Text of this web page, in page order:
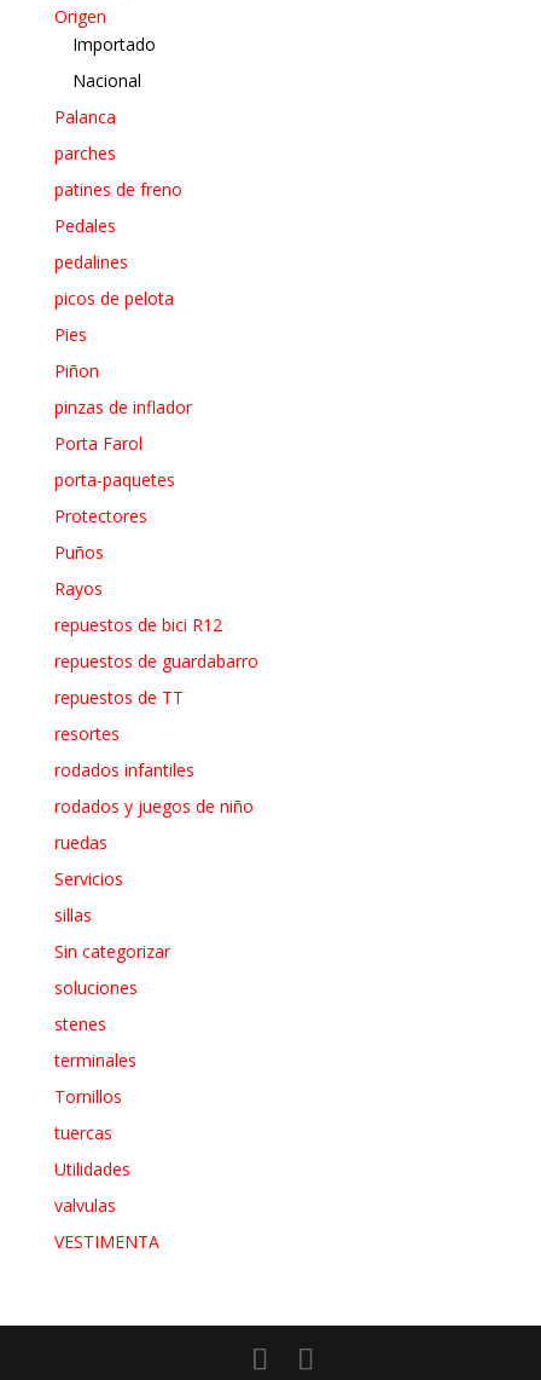
Origen
Importado
Nacional
Palanca
parches
patines de freno
Pedales
pedalines
picos de pelota
Pies
Piñon
pinzas de inflador
Porta Farol
porta-paquetes
Protectores
Puños
Rayos
repuestos de bici R12
repuestos de guardabarro
repuestos de TT
resortes
rodados infantiles
rodados y juegos de niño
ruedas
Servicios
sillas
Sin categorizar
soluciones
stenes
terminales
Tornillos
tuercas
Utilidades
valvulas
VESTIMENTA